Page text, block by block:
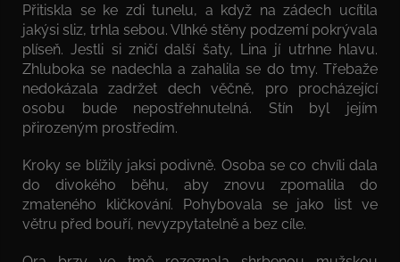
Přitiskla se ke zdi tunelu, a když na zádech ucítila
jakýsi sliz, trhla sebou. Vlhké stěny podzemí pokrývala
plíseň. Jestli si zničí další šaty, Lina jí utrhne hlavu.
Zhluboka se nadechla a zahalila se do tmy. Třebaže
nedokázala zadržet dech věčně, pro procházející
osobu bude nepostřehnutelná. Stín byl jejím
přirozeným prostředím.
Kroky se blížily jaksi podivně. Osoba se co chvíli dala
do divokého běhu, aby znovu zpomalila do
zmateného kličkování. Pohybovala se jako list ve
větru před bouří, nevyzpytatelně a bez cíle.